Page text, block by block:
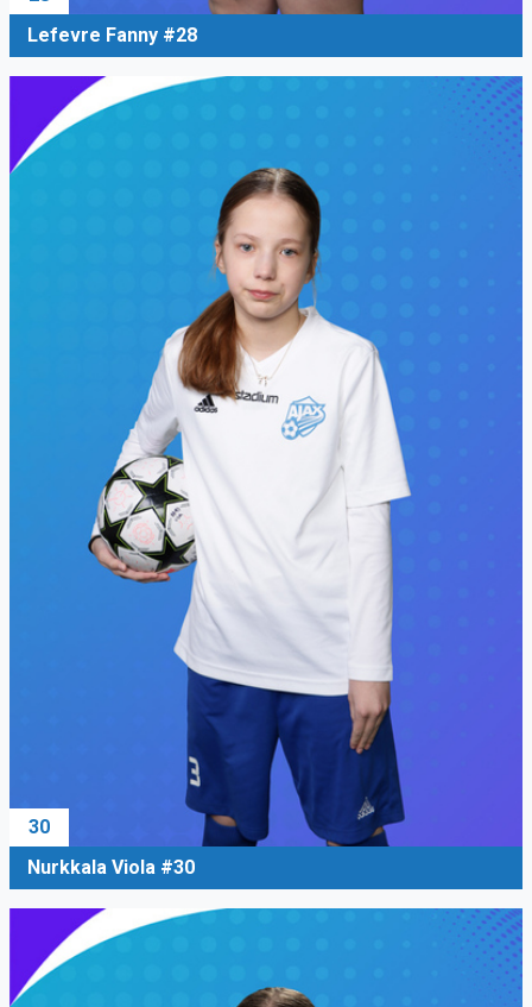
Lefevre Fanny #28
30
Nurkkala Viola #30